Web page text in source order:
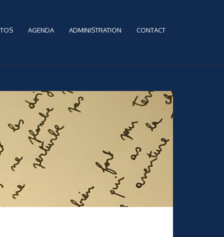
AGENDA ADMINISTRATION CONTACT